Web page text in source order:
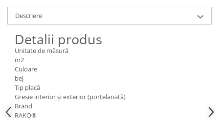
Descriere
Detalii produs
Unitate de măsură
m2
Culoare
bej
Tip placă
Gresie interior și exterior (porțelanată)
Brand
RAKO®